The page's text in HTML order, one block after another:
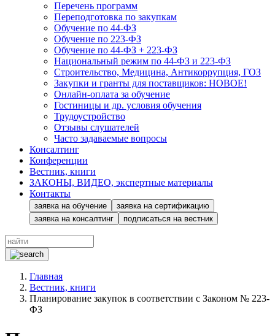
Перечень программ
Переподготовка по закупкам
Обучение по 44-ФЗ
Обучение по 223-ФЗ
Обучение по 44-ФЗ + 223-ФЗ
Национальный режим по 44-ФЗ и 223-ФЗ
Строительство, Медицина, Антикоррупция, ГОЗ
Закупки и гранты для поставщиков: НОВОЕ!
Онлайн-оплата за обучение
Гостиницы и др. условия обучения
Трудоустройство
Отзывы слушателей
Часто задаваемые вопросы
Консалтинг
Конференции
Вестник, книги
ЗАКОНЫ, ВИДЕО, экспертные материалы
Контакты
заявка на обучение
заявка на сертификацию
заявка на консалтинг
подписаться на вестник
Главная
Вестник, книги
Планирование закупок в соответствии с Законом № 223-
ФЗ